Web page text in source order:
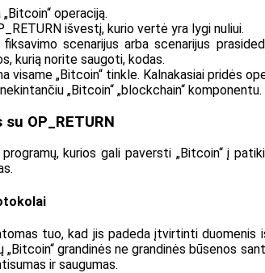
operaciją.
išvestį, kurio vertė yra lygi nuliui.
scenarijus arba scenarijus
kurią norite saugoti, kodas.
visame „Bitcoin“ tinkle. Kalnakasiai pridės
„Bitcoin“ „blockchain“ komponentu.
OP_RETURN
programų, kurios gali paversti „Bitcoin“ į
tuo, kad jis padeda įtvirtinti
„Bitcoin“ grandinės ne grandinės būsenos
ir saugumas.